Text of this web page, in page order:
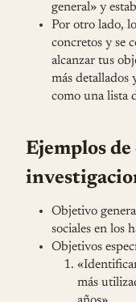
general» y
Por otro lado,
concretos y se
alcanzar tus
más detallados
como una lista
Ejemplos
Objetivo
sociales en los
Objetivos
más